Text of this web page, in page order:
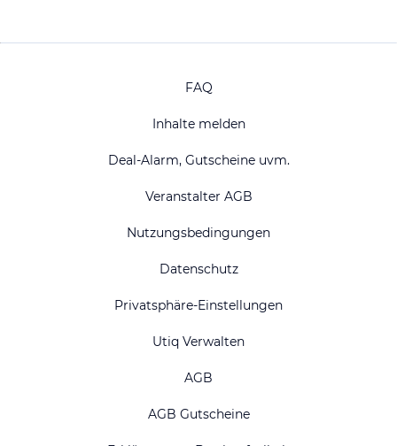
FAQ
Inhalte melden
Deal-Alarm, Gutscheine uvm.
Veranstalter AGB
Nutzungsbedingungen
Datenschutz
Privatsphäre-Einstellungen
Utiq Verwalten
AGB
AGB Gutscheine